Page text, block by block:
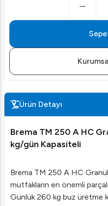
Ürün Detayı
Brema TM 250 A HC
kg/gün Kapasiteli
Brema TM 250 A HC
mutfakların en önemli
Günlük 260 kg buz üretme